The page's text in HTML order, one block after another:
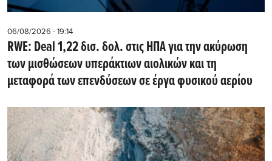
06/08/2026 - 19:14
RWE: Deal 1,22 δισ. δολ. στις ΗΠΑ για την ακύρωση
των μισθώσεων υπεράκτιων αιολικών και τη
μεταφορά των επενδύσεων σε έργα φυσικού αερίου